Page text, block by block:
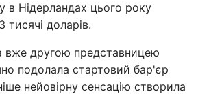
в Нідерландах цього року
доларів.
вже другою представницею
подолала стартовий бар'єр
нейовірну сенсацію створила